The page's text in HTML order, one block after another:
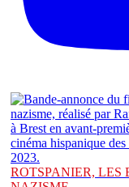
ROTSPANIER, LES